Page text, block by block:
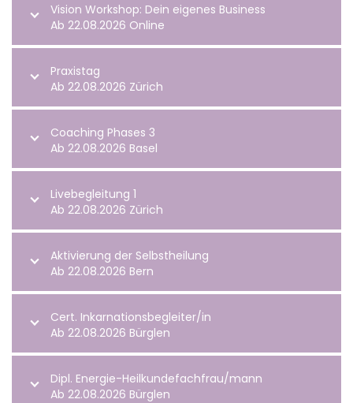
Vision Workshop: Dein eigenes Business
Ab 22.08.2026 Online
Praxistag
Ab 22.08.2026 Zürich
Coaching Phases 3
Ab 22.08.2026 Basel
Livebegleitung 1
Ab 22.08.2026 Zürich
Aktivierung der Selbstheilung
Ab 22.08.2026 Bern
Cert. Inkarnationsbegleiter/in
Ab 22.08.2026 Bürglen
Dipl. Energie-Heilkundefachfrau/mann
Ab 22.08.2026 Bürglen